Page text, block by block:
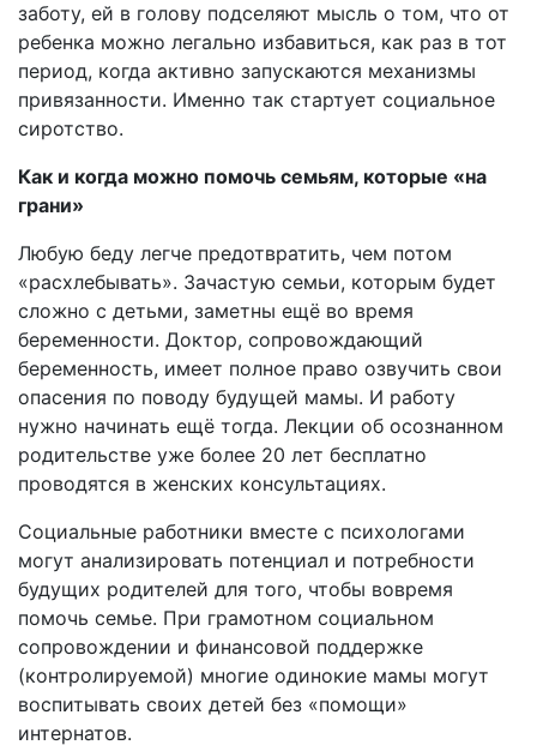
заботу, ей в голову подселяют мысль о том, что от
ребенка можно легально избавиться, как раз в тот
период, когда активно запускаются механизмы
привязанности. Именно так стартует социальное
сиротство.
Как и когда можно помочь семьям, которые «на
грани»
Любую беду легче предотвратить, чем потом
«расхлебывать». Зачастую семьи, которым будет
сложно с детьми, заметны ещё во время
беременности. Доктор, сопровождающий
беременность, имеет полное право озвучить свои
опасения по поводу будущей мамы. И работу
нужно начинать ещё тогда. Лекции об осознанном
родительстве уже более 20 лет бесплатно
проводятся в женских консультациях.
Социальные работники вместе с психологами
могут анализировать потенциал и потребности
будущих родителей для того, чтобы вовремя
помочь семье. При грамотном социальном
сопровождении и финансовой поддержке
(контролируемой) многие одинокие мамы могут
воспитывать своих детей без «помощи»
интернатов.